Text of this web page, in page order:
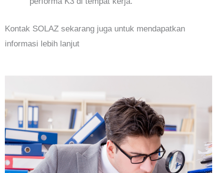
Kontak SOLAZ sekarang juga untuk mendapatkan
informasi lebih lanjut